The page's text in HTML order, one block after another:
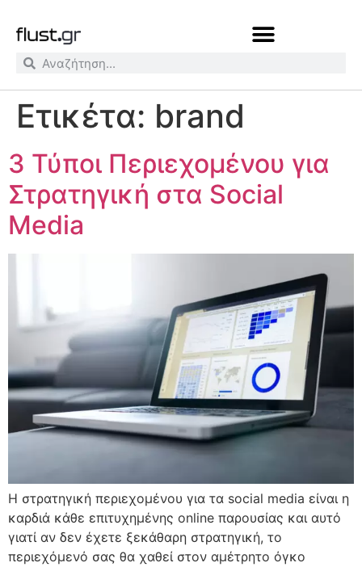
Ετικέτα: brand
3 Τύποι Περιεχομένου για
Στρατηγική στα Social
Media
Η στρατηγική περιεχομένου για τα social media είναι η
καρδιά κάθε επιτυχημένης online παρουσίας και αυτό
γιατί αν δεν έχετε ξεκάθαρη στρατηγική, το
περιεχόμενό σας θα χαθεί στον αμέτρητο όγκο